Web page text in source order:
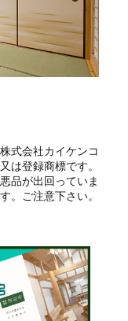
式会社カイケンコ
は登録商標です。
品が出回っていま
す。ご注意下さい。